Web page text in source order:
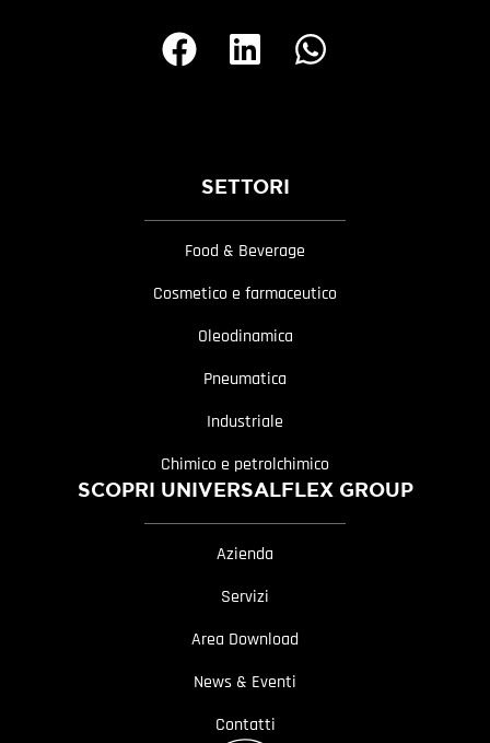
SETTORI
Food & Beverage
Cosmetico e farmaceutico
Oleodinamica
Pneumatica
Industriale
Chimico e petrolchimico
SCOPRI UNIVERSALFLEX GROUP
Azienda
Servizi
Area Download
News & Eventi
Contatti